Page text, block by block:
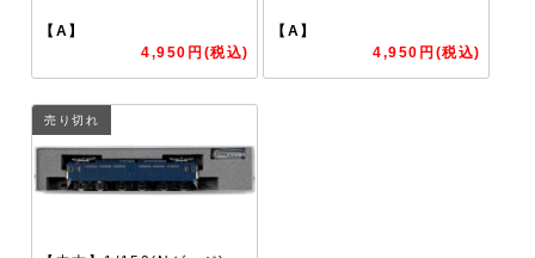
【A】
4,950円(税込)
【A】
4,950円(税込)
売り切れ